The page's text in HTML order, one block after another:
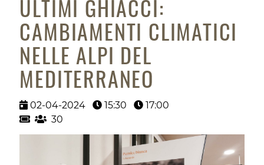
ULTIMI GHIACCI:
CAMBIAMENTI CLIMATICI
NELLE ALPI DEL
MEDITERRANEO
02-04-2024 15:30
17:00
30